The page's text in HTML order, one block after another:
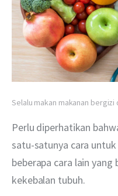
Selalu makan makanan
Perlu diperhatikan
satu-satunya cara
beberapa cara lain
kekebalan tubuh.